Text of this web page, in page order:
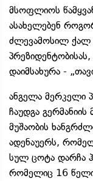
მსოფლიოს
ასახელებენ
ძლევამოსილ
დაიმსახურა -
ანგელა მერკელი
ჩაუდგა
მუშაობის
ადენაუერს,
სულ ცოტა დარჩა
რომელიც 16 წელი